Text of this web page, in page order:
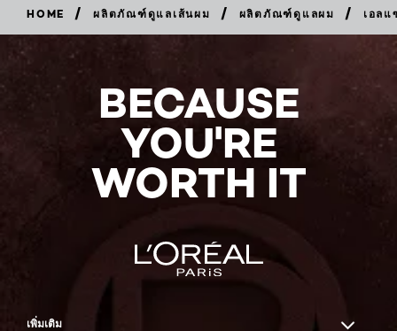
HOME / ผลิตภัณฑ์ดูแลเส้นผม / ผลิตภัณฑ์ดูแลผม / เอล
NOW
BECAUSE
YOU'RE
WORTH IT
เพิ่มเติม